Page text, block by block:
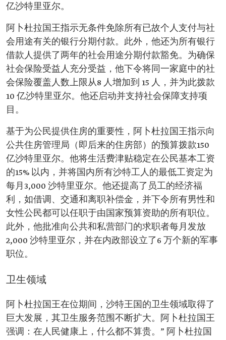
亿沙特里亚尔。
阿卜杜拉国王指示无条件免除所有已故个人支付与社
会用途有关的银行分期付款。此外，他还为所有银行
借款人提供了两年的社会用途分期付款豁免。为确保
社会保险受益人充分受益，他下令将同一家庭中的社
会保险覆盖人数上限从8 人增加到 15 人，并为此拨款
10 亿沙特里亚尔。他还启动并支持社会保障支持项
目。
基于为公民提供住房的重要性，阿卜杜拉国王指示向
公共住房管理局（即后来的住房部）的预算拨款150
亿沙特里亚尔。他将生活费津贴稳定在公民基本工资
的15% 以内，并将国内所有沙特工人的最低工资定为
每月3,000 沙特里亚尔。他还提高了员工的经济福
利，如借调、交通和离职补偿金，并下令所有男性和
女性公民都可以任职于由国家预算资助的所有职位。
此外，他批准向公共和私营部门的求职者每月发放
2,000 沙特里亚尔，并在内政部设立了6 万个新的军事
职位。
卫生领域
阿卜杜拉国王在位期间，沙特王国的卫生领域取得了
巨大发展，其卫生服务范围不断扩大。阿卜杜拉国王
强调：在人民健康上，什么都不算贵。” 阿卜杜拉国